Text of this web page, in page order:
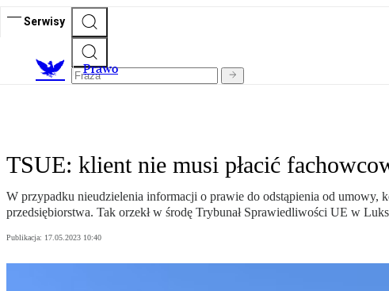
Serwisy
Prawo
TSUE: klient nie musi płacić
W przypadku nieudzielenia informacji o prawie do odstąpienia od umowy,
przedsiębiorstwa. Tak orzekł w środę Trybunał Sprawiedliwości UE w
Publikacja: 17.05.2023 10:40